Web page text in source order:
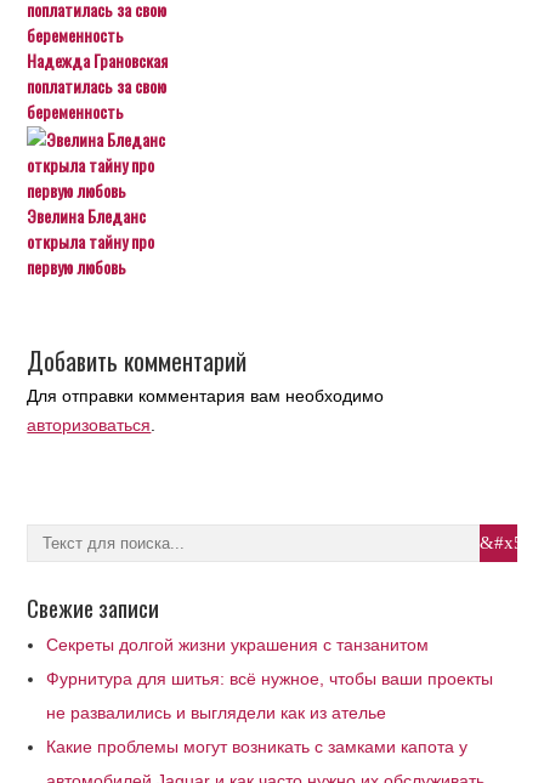
Надежда Грановская
поплатилась за свою
беременность
Эвелина Бледанс
открыла тайну про
первую любовь
Добавить комментарий
Для отправки комментария вам необходимо
авторизоваться
Свежие записи
Секреты долгой жизни украшения с танзанитом
Фурнитура для шитья: всё нужное, чтобы ваши проекты
не развалились и выглядели как из ателье
Какие проблемы могут возникать с замками капота у